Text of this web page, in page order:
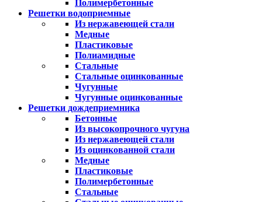
Полимербетонные
Решетки водоприемные
Из нержавеющей стали
Медные
Пластиковые
Полиамидные
Стальные
Стальные оцинкованные
Чугунные
Чугунные оцинкованные
Решетки дождеприемника
Бетонные
Из высокопрочного чугуна
Из нержавеющей стали
Из оцинкованной стали
Медные
Пластиковые
Полимербетонные
Стальные